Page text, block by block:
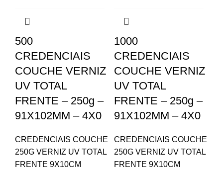
500
CREDENCIAIS
COUCHE VERNIZ
UV TOTAL
FRENTE – 250g –
91X102MM – 4X0
CREDENCIAIS COUCHE
250G VERNIZ UV TOTAL
FRENTE 9X10CM
1000
CREDENCIAIS
COUCHE VERNIZ
UV TOTAL
FRENTE – 250g –
91X102MM – 4X0
CREDENCIAIS COUCHE
250G VERNIZ UV TOTAL
FRENTE 9X10CM